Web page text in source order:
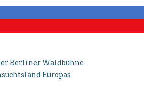
Berliner Waldbühne
Europas